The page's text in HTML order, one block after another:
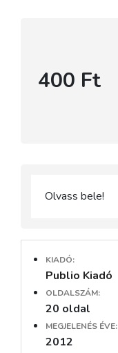
400 Ft
Olvass bele!
KIADÓ:
Publio Kiadó
OLDALSZÁM:
20 oldal
MEGJELENÉS ÉVE:
2012